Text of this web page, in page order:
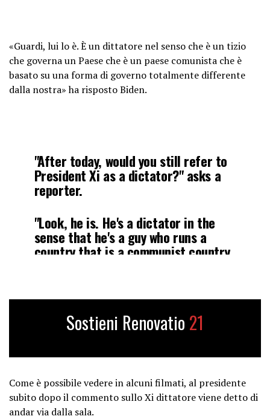
«Guardi, lui lo è. È un dittatore nel senso che è un tizio
che governa un Paese che è un paese comunista che è
basato su una forma di governo totalmente differente
dalla nostra» ha risposto Biden.
"After today, would you still refer to
President Xi as a dictator?" asks a
reporter.
"Look, he is. He's a dictator in the
sense that he's a guy who runs a
country that is a communist country
Pres. Biden.
November 16, 2023
Sostieni Renovatio 21
Come è possibile vedere in alcuni filmati, al presidente
subito dopo il commento sullo Xi dittatore viene detto di
andar via dalla sala.